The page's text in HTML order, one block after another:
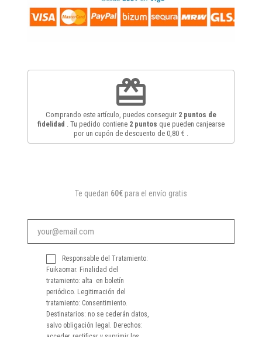
redeem
Comprando este artículo, puedes conseguir 2 puntos de
fidelidad
. Tu pedido contiene 2 puntos que pueden canjearse
por un cupón de descuento de 0,80 €
Te quedan 60€ para el envío gratis
Responsable del Tratamiento:
Fuikaomar. Finalidad del
tratamiento: alta en boletín
periódico. Legitimación del
tratamiento: Consentimiento.
Destinatarios: no se cederán datos,
salvo obligación legal. Derechos: